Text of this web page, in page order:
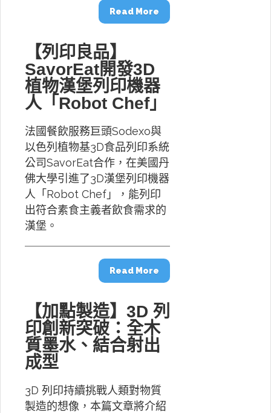
Read More
【列印良品】
SavorEat開發3D
植物漢堡列印機器
人「Robot Chef」
法國餐飲服務巨頭Sodexo與
以色列植物基3D食品列印系統
公司SavorEat合作，在美國丹
佛大學引進了3D漢堡列印機器
人「Robot Chef」，能列印
出符合素食主義者飲食需求的
漢堡。
Read More
【加點製造】3D 列
印創新突破：全木
質墨水、結合射出
成型
3D 列印持續挑戰人類對物質
製造的想像，本篇文章將介紹